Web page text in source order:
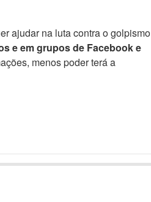
ajudar na luta contra o golpismo
e em grupos de Facebook e
menos poder terá a